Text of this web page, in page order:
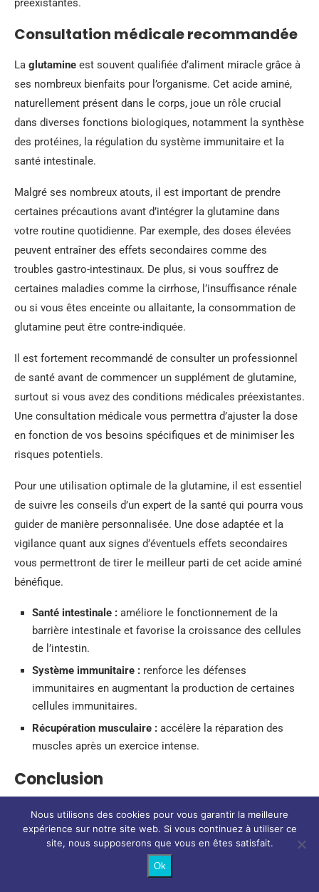
Consultation médicale recommandée
La glutamine est souvent qualifiée d’aliment miracle grâce à
ses nombreux bienfaits pour l’organisme. Cet acide aminé,
naturellement présent dans le corps, joue un rôle crucial
dans diverses fonctions biologiques, notamment la synthèse
des protéines, la régulation du système immunitaire et la
santé intestinale.
Malgré ses nombreux atouts, il est important de prendre
certaines précautions avant d’intégrer la glutamine dans
votre routine quotidienne. Par exemple, des doses élevées
peuvent entraîner des effets secondaires comme des
troubles gastro-intestinaux. De plus, si vous souffrez de
certaines maladies comme la cirrhose, l’insuffisance rénale
ou si vous êtes enceinte ou allaitante, la consommation de
glutamine peut être contre-indiquée.
Il est fortement recommandé de consulter un professionnel
de santé avant de commencer un supplément de glutamine,
surtout si vous avez des conditions médicales préexistantes.
Une consultation médicale vous permettra d’ajuster la dose
en fonction de vos besoins spécifiques et de minimiser les
risques potentiels.
Pour une utilisation optimale de la glutamine, il est essentiel
de suivre les conseils d’un expert de la santé qui pourra vous
guider de manière personnalisée. Une dose adaptée et la
vigilance quant aux signes d’éventuels effets secondaires
vous permettront de tirer le meilleur parti de cet acide aminé
bénéfique.
Santé intestinale : améliore le fonctionnement de la
barrière intestinale et favorise la croissance des cellules
de l’intestin.
Système immunitaire : renforce les défenses
immunitaires en augmentant la production de certaines
cellules immunitaires.
Récupération musculaire : accélère la réparation des
muscles après un exercice intense.
Conclusion
Nature research paper: SLC38A2 and glutamine
signalling in cDC1s dictate anti-tumour immunity
https://t.co/wIWxtFGchk
July 5, 2023
Nous utilisons des cookies pour vous garantir la meilleure
expérience sur notre site web. Si vous continuez à utiliser ce
site, nous supposerons que vous en êtes satisfait.
Ok